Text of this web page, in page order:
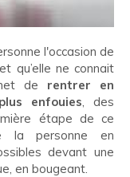
l'occasion de
qu’elle ne connait
de rentrer en
enfouies, des
étape de ce
la personne en
devant une
en bougeant.